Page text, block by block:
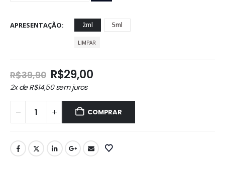
APRESENTAÇÃO 2ml 5ml
LIMPAR
R$39,90 O
preço
original
era:
R$39,90.
R$29,00O
é:
R$29,00.
2x deR$14,50sem juros
COMPRAR